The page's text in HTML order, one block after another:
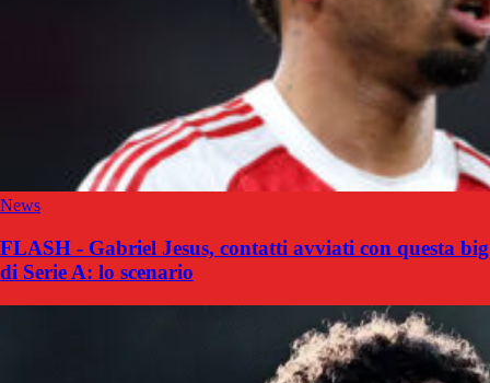
News
FLASH - Gabriel Jesus, contatti avviati con questa big
di Serie A: lo scenario